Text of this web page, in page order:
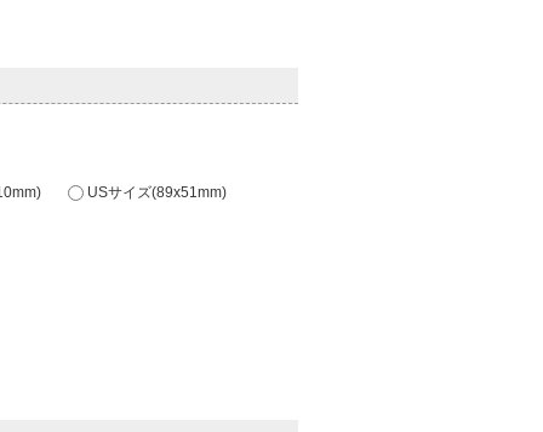
USサイズ(89x51mm)